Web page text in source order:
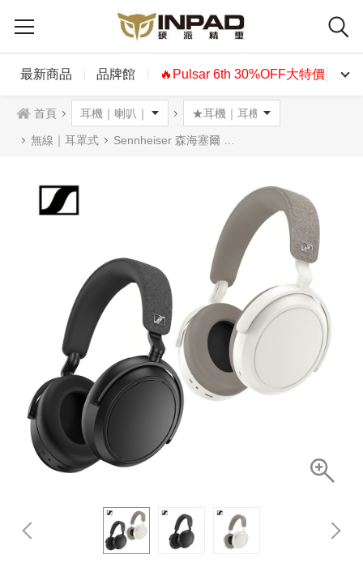
最新商品 品牌館 🔥Pulsar 6th 30%OFF大特價🔥
首頁
無線｜耳罩式 Sennheiser 森海塞爾 Momentum 4 Wireless 無線藍牙降噪耳機麥克風 黑色白色 M4AEBT